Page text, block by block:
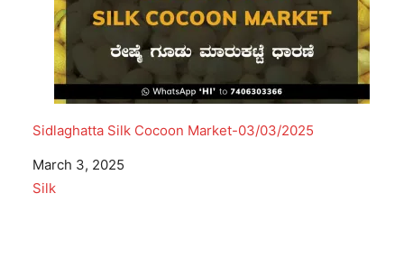
Sidlaghatta Silk Cocoon Market-03/03/2025
Date
March 3, 2025
In relation to
Silk